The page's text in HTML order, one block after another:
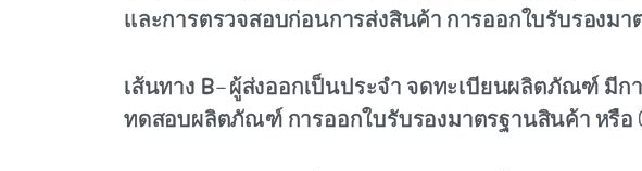
และการตรวจสอบก่อนการส่งสินค้า การออกใบรับรองมา
เส้นทาง B– ผู้ส่งออกเป็นประจำ จดทะเบียนผลิตภัณฑ์ มีก
ทดสอบผลิตภัณฑ์ การออกใบรับรองมาตรฐานสินค้า หรือ